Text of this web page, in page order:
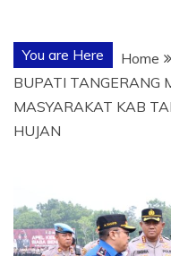
You are Here Home
BUPATI TANGERANG
MASYARAKAT KAB
HUJAN